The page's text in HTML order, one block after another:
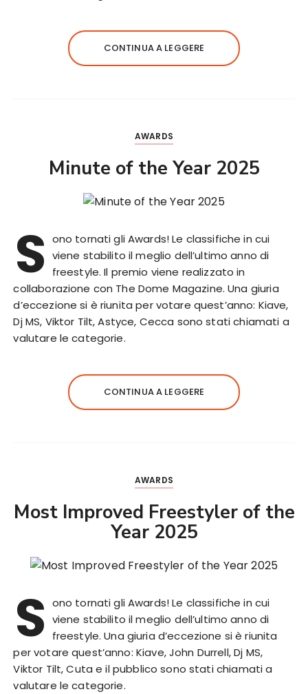
CONTINUA A LEGGERE
AWARDS
Minute of the Year 2025
S ono tornati gli Awards! Le classifiche in cui
viene stabilito il meglio dell’ultimo anno di
freestyle. Il premio viene realizzato in
collaborazione con The Dome Magazine. Una giuria
d’eccezione si è riunita per votare quest’anno: Kiave,
Dj MS, Viktor Tilt, Astyce, Cecca sono stati chiamati a
valutare le categorie.
CONTINUA A LEGGERE
AWARDS
Most Improved Freestyler of the
Year 2025
S ono tornati gli Awards! Le classifiche in cui
viene stabilito il meglio dell’ultimo anno di
freestyle. Una giuria d’eccezione si è riunita
per votare quest’anno: Kiave, John Durrell, Dj MS,
Viktor Tilt, Cuta e il pubblico sono stati chiamati a
valutare le categorie.